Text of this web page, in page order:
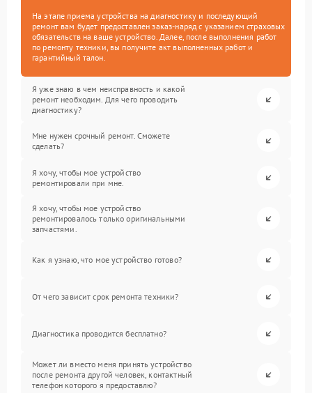
На этапе приема устройства на диагностику и последующий
ремонт вам будет предоставлен заказ-наряд с указанием страховых
обязательств на ваше устройство. Далее, после выполнения работ
по ремонту техники, вы получите акт выполненных работ и
гарантийный талон.
Я уже знаю в чем неисправность и какой
ремонт необходим. Для чего проводить
диагностику?
Мне нужен срочный ремонт. Сможете
сделать?
Я хочу, чтобы мое устройство
ремонтировали при мне.
Я хочу, чтобы мое устройство
ремонтировалось только оригинальными
запчастями.
Как я узнаю, что мое устройство готово?
От чего зависит срок ремонта техники?
Диагностика проводится бесплатно?
Может ли вместо меня принять устройство
после ремонта другой человек, контактный
телефон которого я предоставлю?